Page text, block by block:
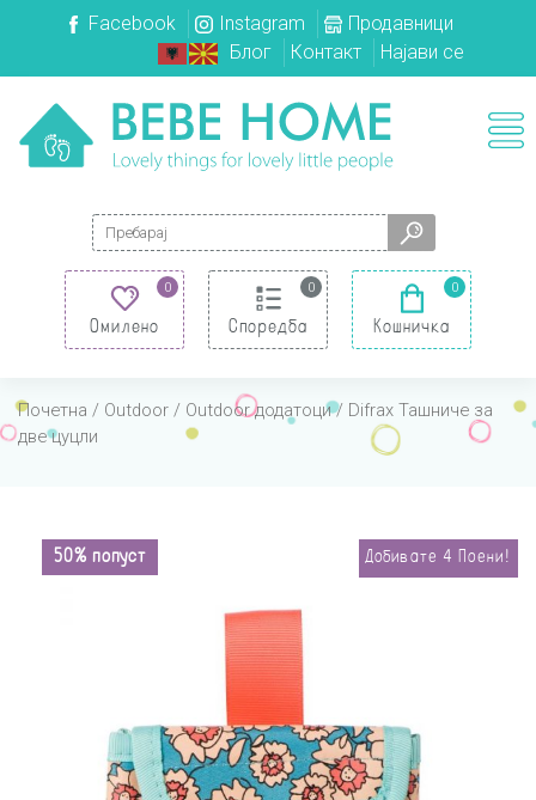
Facebook Instagram
Продавници
Блог
Контакт Најави се
Search for:
0
Омилено
0
Споредба
0
Кошничка
Почетна / Outdoor / Outdoor додатоци/ Difrax Ташниче за
две цуцли
50% попуст Добивате 4 Поени!